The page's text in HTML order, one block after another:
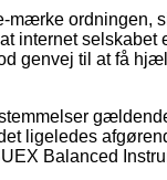
mærke ordningen,
internet selskabet
genvej til at få
ligeledes
Balanced